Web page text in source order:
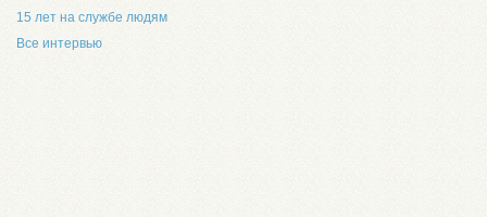
15 лет на службе людям
Все интервью